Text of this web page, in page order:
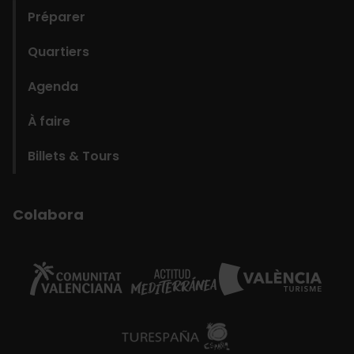
Préparer
Quartiers
Agenda
À faire
Billets & Tours
Colabora